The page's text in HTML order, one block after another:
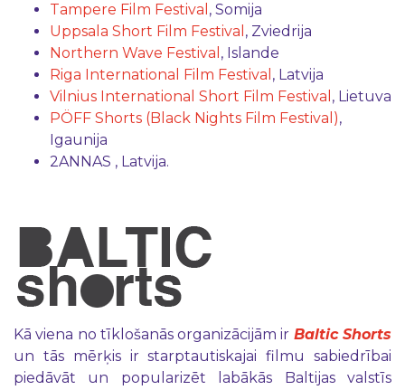
Tampere Film Festival , Somija
Uppsala Short Film Festival , Zviedrija
Northern Wave Festival , Islande
Riga International Film Festival , Latvija
Vilnius International Short Film Festival , Lietuva
PÖFF Shorts (Black Nights Film Festival),
Igaunija
2ANNAS , Latvija.
Kā viena no tīklošanās organizācijām ir Baltic Shorts
un tās mērķis ir starptautiskajai filmu sabiedrībai
piedāvāt un popularizēt labākās Baltijas valstīs